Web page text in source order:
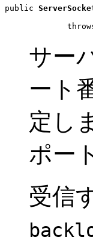
public
サー
ート
定し
ポー
受信